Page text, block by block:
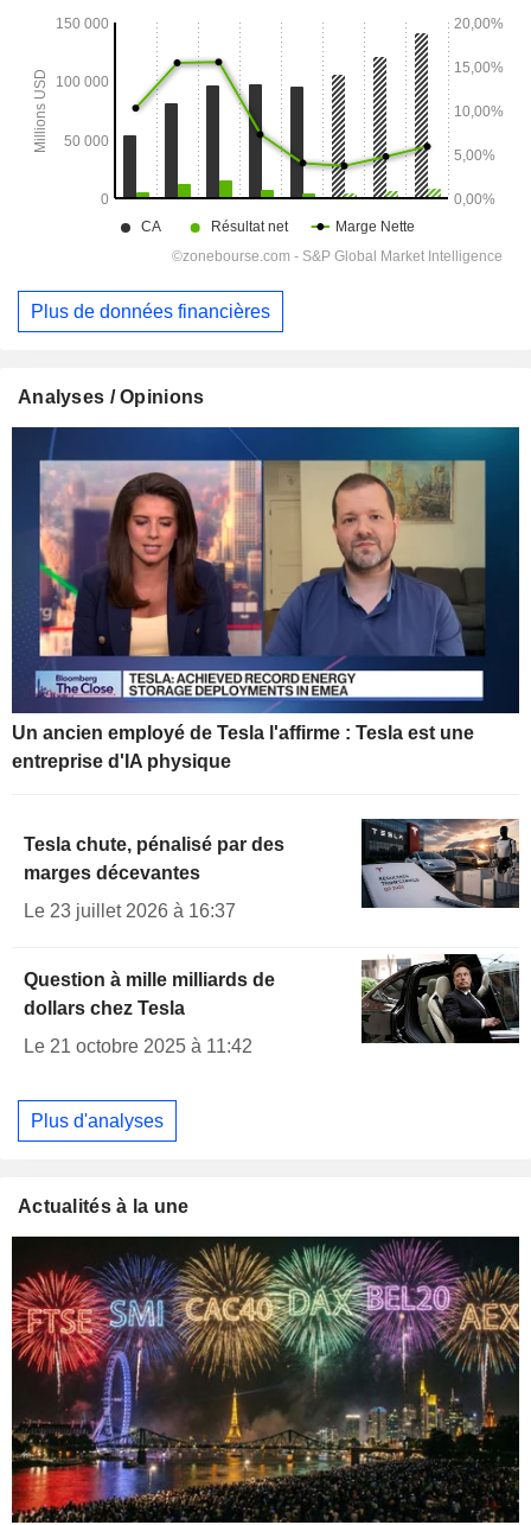
Plus de données financières
Analyses / Opinions
Un ancien employé de Tesla l'affirme : Tesla est une
entreprise d'IA physique
Tesla chute, pénalisé par des
marges décevantes
Le 23 juillet 2026 à 16:37
Question à mille milliards de
dollars chez Tesla
Le 21 octobre 2025 à 11:42
Plus d'analyses
Actualités à la une